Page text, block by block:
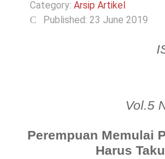
Category: Arsip Artikel
Published: 23 June 2019
Vol.5
Perempuan Memulai
Harus